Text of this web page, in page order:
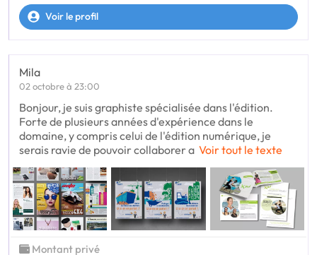
Voir le profil
Mila
02 octobre à 23:00
Bonjour, je suis graphiste spécialisée dans l'édition.
Forte de plusieurs années d'expérience dans le
domaine, y compris celui de l'édition numérique, je
serais ravie de pouvoir collaborer a Voir tout le texte
Montant privé